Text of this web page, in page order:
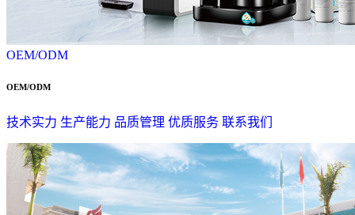
OEM/ODM
OEM/ODM
技术实力 生产能力 品质管理 优质服务 联系我们